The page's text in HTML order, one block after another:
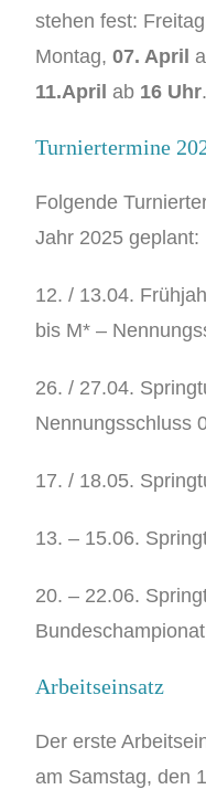
stehen fest:
Montag,07. April
11.April ab 16 Uhr.
Turniertermine
Folgende
Jahr 2025 geplant:
12. / 13.04.
bis M* –
26. / 27.04.
Nennungsschluss
17. / 18.05.
13. – 15.06.
20. – 22.06.
Arbeitseinsatz
Der erste
am Samstag, den